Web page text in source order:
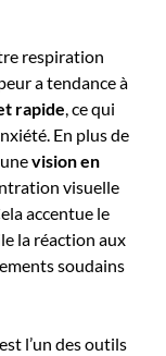
respiration
a tendance à
rapide, ce qui
En plus de
vision en
visuelle
accentue le
la réaction aux
soudains
l’un des outils